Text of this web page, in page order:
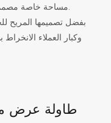
مساحة خاصة مصممة خصيصاً لإجراء معاملات ذات قيمة عالية.
بفضل تصميمها المريح
وكبار العملاء